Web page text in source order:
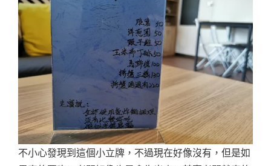
不小心發現到這個小立牌，不過現在好像沒有，但是如